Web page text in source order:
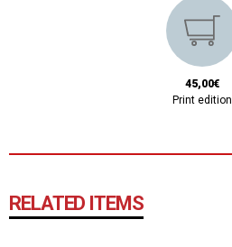
45,00€
Print edition
RELATED ITEMS